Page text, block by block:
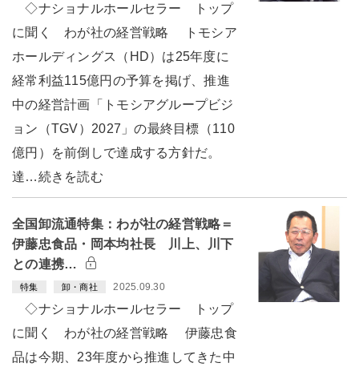
◇ナショナルホールセラー トップ
に聞く わが社の経営戦略 トモシア
ホールディングス（HD）は25年度に
経常利益115億円の予算を掲げ、推進
中の経営計画「トモシアグループビジ
ョン（TGV）2027」の最終目標（110
億円）を前倒しで達成する方針だ。
達…続きを読む
全国卸流通特集：わが社の経営戦略＝
伊藤忠食品・岡本均社長 川上、川下
との連携…
特集 卸・商社 2025.09.30
◇ナショナルホールセラー トップ
に聞く わが社の経営戦略 伊藤忠食
品は今期、23年度から推進してきた中